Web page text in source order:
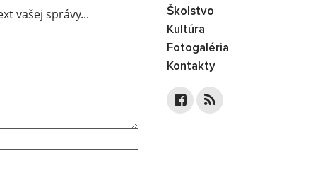
Školstvo
Kultúra
Fotogaléria
Kontakty